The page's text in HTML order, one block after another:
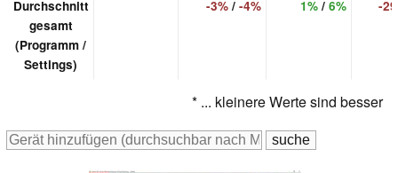
Durchschnitt
gesamt
(Programm /
Settings)
-3%/ -4% 1%/ 6% -
* ... kleinere Werte sind besser